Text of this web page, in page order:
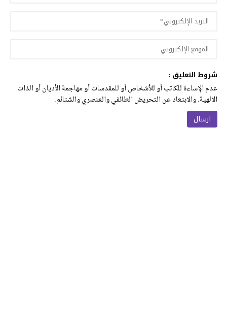
شروط التعليق :
عدم الإساءة للكاتب أو للأشخاص أو للمقدسات أو مهاجمة الأديان أو الذات
الالهية. والابتعاد عن التحريض الطائفي والعنصري والشتائم.